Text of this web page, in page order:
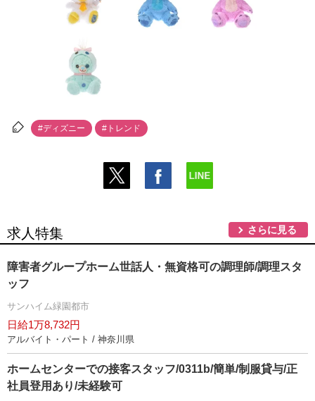
#ディズニー #トレンド
求人特集 さらに見る
障害者グループホーム世話人・無資格可の調理師/調理スタ
ッフ
サンハイム緑園都市
日給1万8,732円
アルバイト・パート / 神奈川県
ホームセンターでの接客スタッフ/0311b/簡単/制服貸与/正
社員登用あり/未経験可